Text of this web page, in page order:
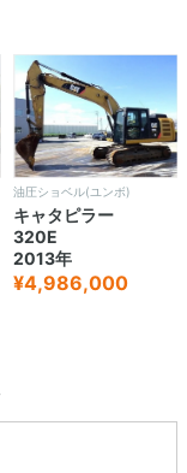
油圧ショベル(ユンボ)
キャタピラー
320E
2013年
¥4,986,000